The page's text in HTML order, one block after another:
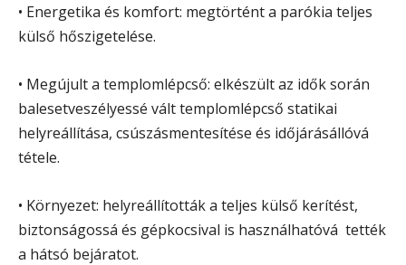
• Energetika és komfort: megtörtént a parókia teljes
külső hőszigetelése.
• Megújult a templomlépcső: elkészült az idők során
balesetveszélyessé vált templomlépcső statikai
helyreállítása, csúszásmentesítése és időjárásállóvá
tétele.
• Környezet: helyreállították a teljes külső kerítést,
biztonságossá és gépkocsival is használhatóvá tették
a hátsó bejáratot.